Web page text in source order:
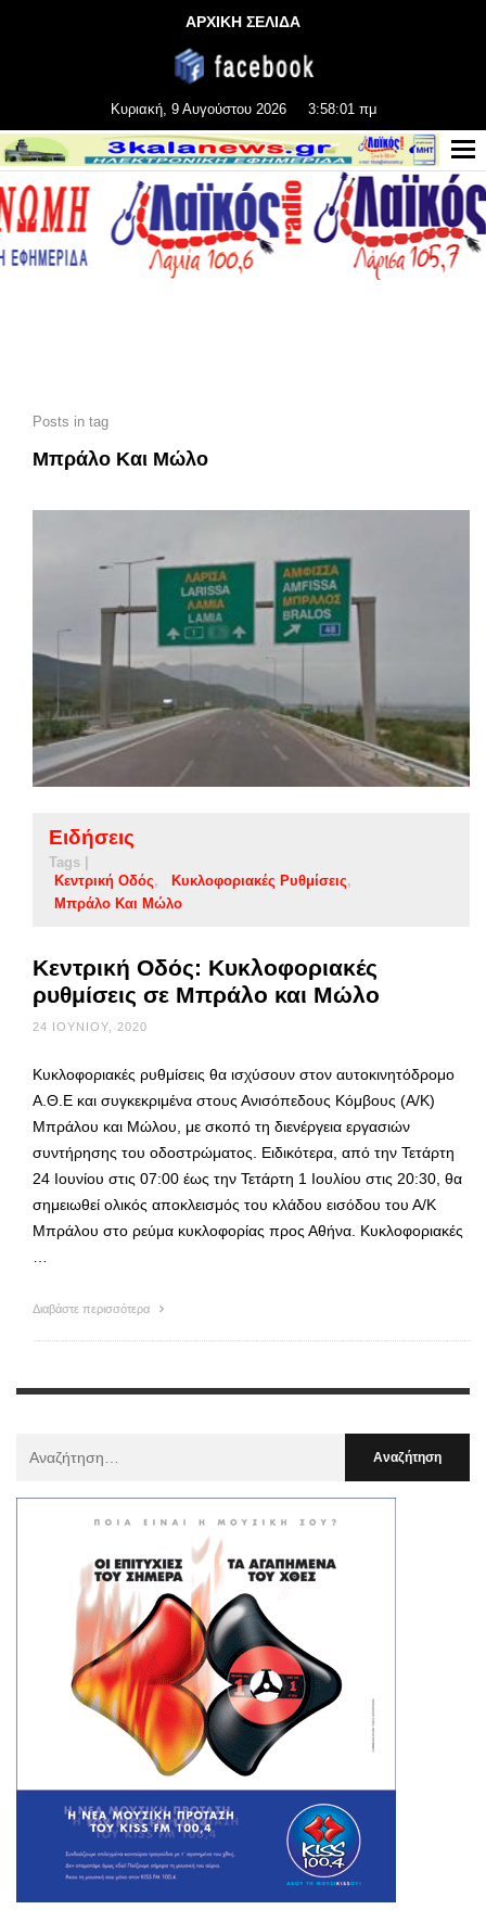
ΑΡΧΙΚΗ ΣΕΛΙΔΑ
Κυριακή, 9 Αυγούστου 2026 3:58:02 πμ
Posts in tag
Μπράλο Και Μώλο
Ειδήσεις
Tags |
Κεντρική Οδός
Κυκλοφοριακές Ρυθμίσεις
Μπράλο Και Μώλο
Κεντρική Οδός: Κυκλοφοριακές
ρυθμίσεις σε Μπράλο και Μώλο
24 ΙΟΥΝΊΟΥ, 2020
Κυκλοφοριακές ρυθμίσεις θα ισχύσουν στον αυτοκινητόδρομο
Α.Θ.Ε και συγκεκριμένα στους Ανισόπεδους Κόμβους (Α/Κ)
Μπράλου και Μώλου, με σκοπό τη διενέργεια εργασιών
συντήρησης του οδοστρώματος. Ειδικότερα, από την Τετάρτη
24 Ιουνίου στις 07:00 έως την Τετάρτη 1 Ιουλίου στις 20:30, θα
σημειωθεί ολικός αποκλεισμός του κλάδου εισόδου του Α/Κ
Μπράλου στο ρεύμα κυκλοφορίας προς Αθήνα. Κυκλοφοριακές
Διαβάστε περισσότερα
: